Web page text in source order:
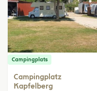
Campingplats
Campingplatz
Kapfelberg